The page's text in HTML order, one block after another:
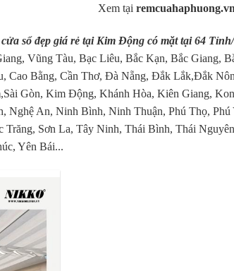
Xem tạiremcuahaphuong.vn
sổ đẹp giá rẻ tại Kim Động có mặt tại 64
Vũng Tàu, Bạc Liêu, Bắc Kạn, Bắc Giang,
Cao Bằng, Cần Thơ, Đà Nẵng, Đắk Lắk,Đắk
Gòn, Kim Động, Khánh Hòa, Kiên Giang,
An, Ninh Bình, Ninh Thuận, Phú Thọ, Phú
Trăng, Sơn La, Tây Ninh, Thái Bình, Thái
Yên Bái...